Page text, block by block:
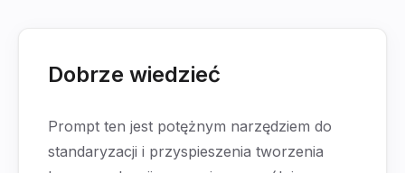
Dobrze wiedzieć
Prompt ten jest potężnym narzędziem do
standaryzacji i przyspieszenia tworzenia